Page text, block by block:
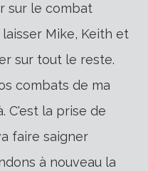
sur le combat
Mike, Keith et
sur tout le reste.
combats de ma
C'est la prise de
faire saigner
à nouveau la